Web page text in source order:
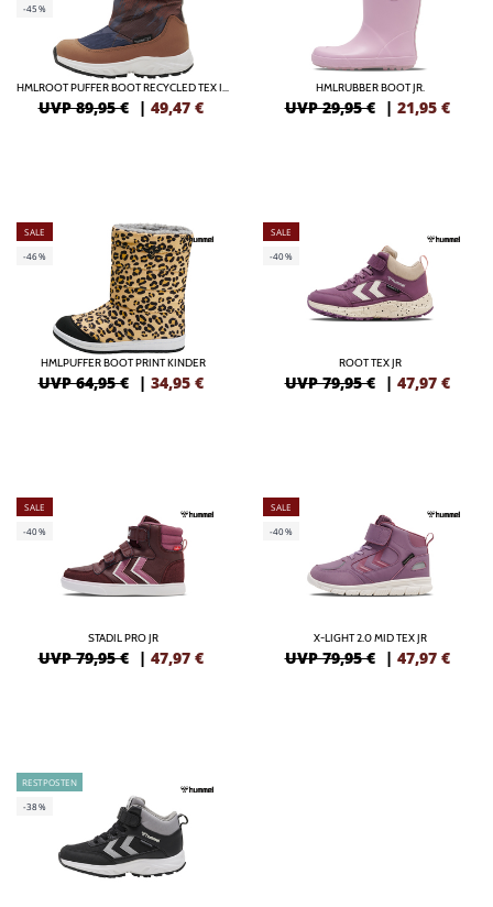
-45%
HMLROOT PUFFER BOOT RECYCLED TEX INFANT
UVP 89,95 € | 49,47 €
HMLRUBBER BOOT JR.
UVP 29,95 € | 21,95 €
SALE
-46%
HMLPUFFER BOOT PRINT KINDER
UVP 64,95 € | 34,95 €
SALE
-40%
ROOT TEX JR
UVP 79,95 € | 47,97 €
SALE
-40%
STADIL PRO JR
UVP 79,95 € | 47,97 €
SALE
-40%
X-LIGHT 2.0 MID TEX JR
UVP 79,95 € | 47,97 €
RESTPOSTEN
-38%